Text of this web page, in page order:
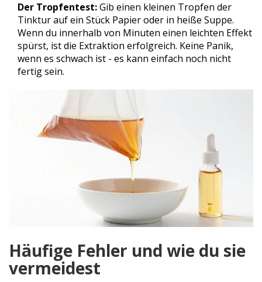
Der Tropfentest:Gib einen kleinen Tropfen der
Tinktur auf ein Stück Papier oder in heiße Suppe.
Wenn du innerhalb von Minuten einen leichten Effekt
spürst, ist die Extraktion erfolgreich. Keine Panik,
wenn es schwach ist - es kann einfach noch nicht
fertig sein.
Häufige Fehler und wie du sie
vermeidest